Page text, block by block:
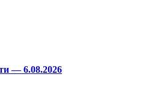
— 6.08.2026